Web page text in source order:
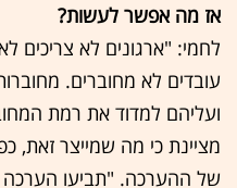
אז מה אפשר לעשות?
לחמי: "ארגונים לא צריכים
עובדים לא מחוברים.
ועליהם למדוד את רמת
מציינת כי מה שמייצר זאת,
של ההערכה. "תביעו